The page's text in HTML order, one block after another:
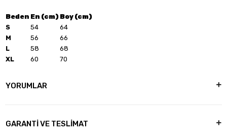
Beden En (cm) Boy (cm)
S
54
64
M
56
66
L
58
68
XL
60 70
YORUMLAR
GARANTİ VE TESLİMAT